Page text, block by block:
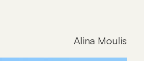
Alina Moulis